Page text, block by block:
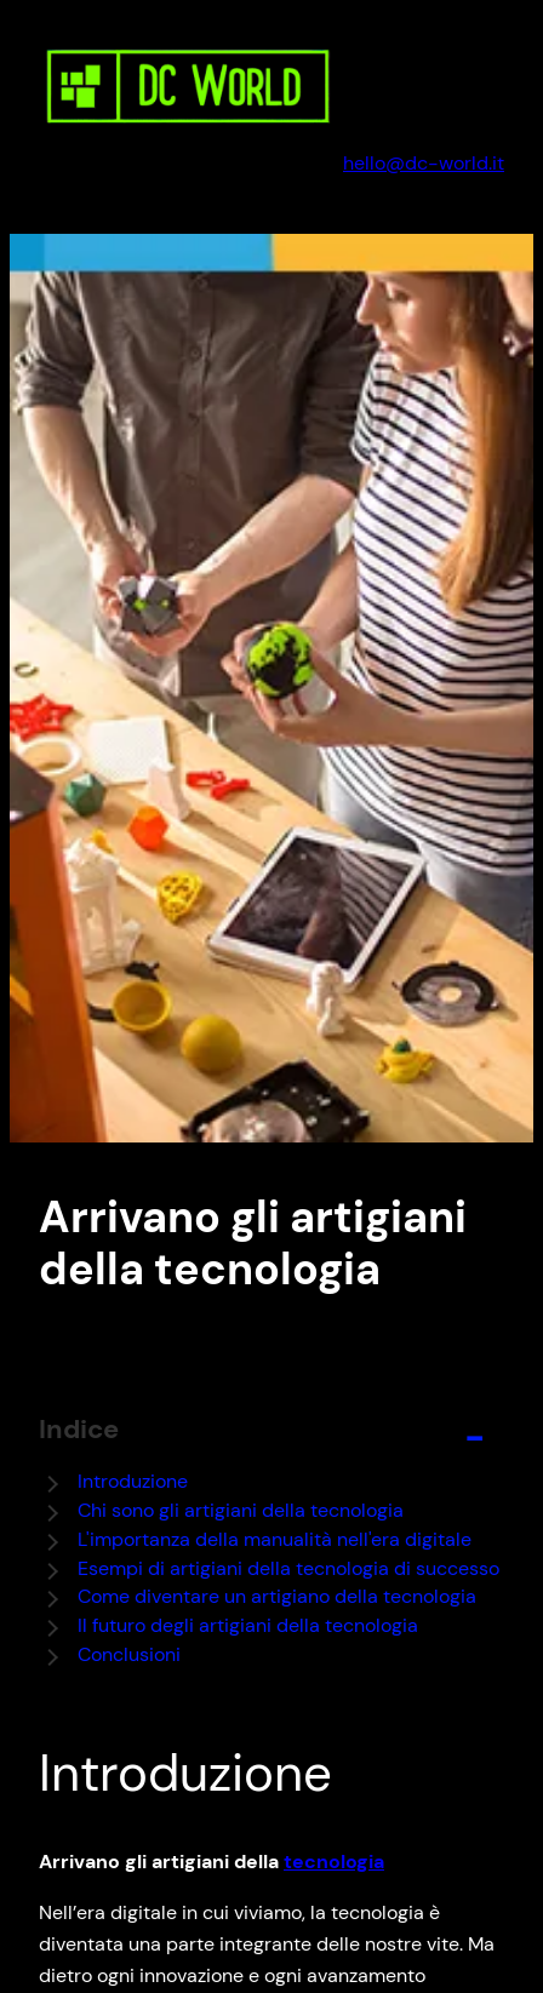
contenuto
hello@dc-world.it
Arrivano gli artigiani
della tecnologia
Indice −
Introduzione
Chi sono gli artigiani della tecnologia
L'importanza della manualità nell'era digitale
Esempi di artigiani della tecnologia di successo
Come diventare un artigiano della tecnologia
Il futuro degli artigiani della tecnologia
Conclusioni
Introduzione
Arrivano gli artigiani dellatecnologia
Nell’era digitale in cui viviamo, la tecnologia è
diventata una parte integrante delle nostre vite. Ma
dietro ogni innovazione e ogni avanzamento